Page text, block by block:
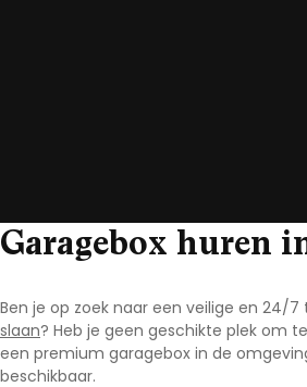
Garagebox huren
Ben je op zoek naar een veilige en 24/
slaan? Heb je geen geschikte plek om
een premium garagebox in de
beschikbaar.